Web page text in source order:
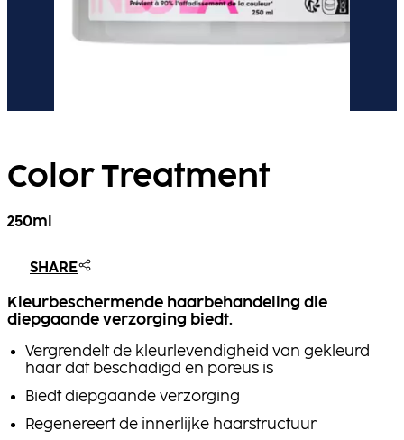
Color Treatment
250ml
SHARE
Kleurbeschermende haarbehandeling die
diepgaande verzorging biedt.
Vergrendelt de kleurlevendigheid van gekleurd
haar dat beschadigd en poreus is
Biedt diepgaande verzorging
Regenereert de innerlijke haarstructuur